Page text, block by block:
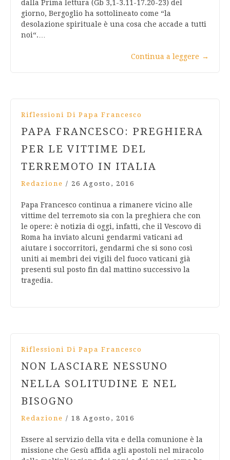
dalla Prima lettura (Gb 3,1-3.11-17.20-23) del
giorno, Bergoglio ha sottolineato come “la
desolazione spirituale è una cosa che accade a tutti
noi“.…
Continua a leggere →
Riflessioni Di Papa Francesco
PAPA FRANCESCO: PREGHIERA
PER LE VITTIME DEL
TERREMOTO IN ITALIA
Redazione / 26 Agosto, 2016
Papa Francesco continua a rimanere vicino alle
vittime del terremoto sia con la preghiera che con
le opere: è notizia di oggi, infatti, che il Vescovo di
Roma ha inviato alcuni gendarmi vaticani ad
aiutare i soccorritori, gendarmi che si sono così
uniti ai membri dei vigili del fuoco vaticani già
presenti sul posto fin dal mattino successivo la
tragedia.
Riflessioni Di Papa Francesco
NON LASCIARE NESSUNO
NELLA SOLITUDINE E NEL
BISOGNO
Redazione / 18 Agosto, 2016
Essere al servizio della vita e della comunione è la
missione che Gesù affida agli apostoli nel miracolo